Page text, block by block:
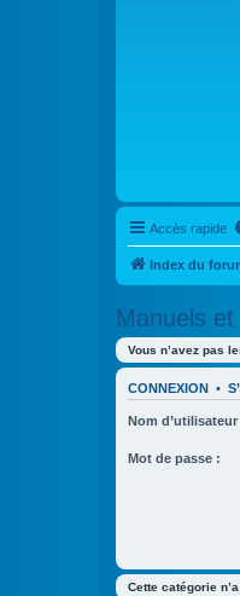
Accès rapide
Index du
Manuels
Vous n’avez pas
CONNEXION •
Nom d’utilisateur
Mot de passe :
Cette catégorie